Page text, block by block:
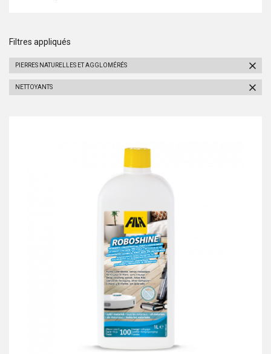
Filtres appliqués
PIERRES NATURELLES ET AGGLOMÉRÉS
NETTOYANTS